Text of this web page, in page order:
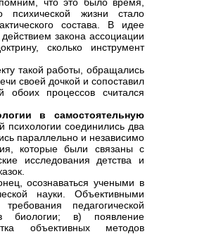
психической жизни стало
состава. В идее
закона ассоциации
сколько инструмент
такой работы, обращались
своей дочкой и сопоставил
обоих процессов считался
в самостоятельную
психологии соединились два
параллельно и независимо
которые были связаны с
исследования детства и
осознаваться учеными в
науки. Объективными
педагогической
биологии; в) появление
объективных методов